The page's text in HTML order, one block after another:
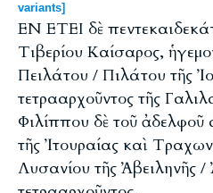
variants]
ΕΝ ΕΤΕΙ δὲ
Τιβερίου Καίσαρος,
Πειλάτου / Πιλάτου τῆς
τετρααρχοῦντος τῆς
Φιλίππου δὲ τοῦ ἀδελφοῦ
τῆς Ἰτουραίας καὶ
Λυσανίου τῆς Ἀβειληνῆς /